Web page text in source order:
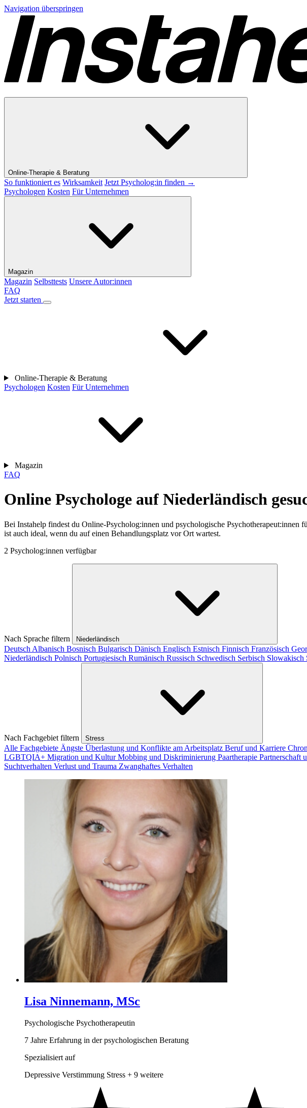
Navigation überspringen
Online-Therapie & Beratung
So funktioniert es Wirksamkeit Jetzt Psycholog:in finden →
Psychologen Kosten Für Unternehmen
Magazin
Magazin Selbsttests Unsere Autor:innen
FAQ
Jetzt starten
Online-Therapie & Beratung
Psychologen Kosten Für Unternehmen
Magazin
FAQ
Online Psychologe auf Niederländisch
Bei Instahelp findest du Online-Psycholog:innen und psychologische
ist auch ideal, wenn du auf einen Behandlungsplatz vor Ort wartest.
2 Psycholog:innen verfügbar
Nach Sprache filtern Niederländisch
Deutsch Albanisch Bosnisch Bulgarisch Dänisch Englisch Estnisch Finnisch Französisch
Niederländisch Polnisch Portugiesisch Rumänisch Russisch Schwedisch Serbisch Slowakisch
Nach Fachgebiet filtern Stress
Alle Fachgebiete Ängste Überlastung und Konflikte am Arbeitsplatz Beruf und Karriere
LGBTQIA+ Migration und KulturMobbing und Diskriminierung Paartherapie Partnerschaft
Suchtverhalten Verlust und Trauma Zwanghaftes Verhalten
Lisa Ninnemann, MSc
Psychologische Psychotherapeutin
7 Jahre Erfahrung in der psychologischen Beratung
Spezialisiert auf
Depressive Verstimmung Stress + 9 weitere